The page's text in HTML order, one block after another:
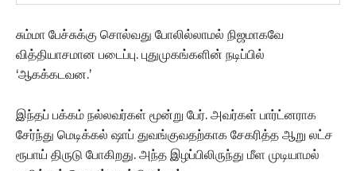
சும்மா பேச்சுக்கு சொல்வது போலில்லாமல் நிஜமாகவே
வித்தியாசமான படைப்பு. புதுமுகங்களின் நடிப்பில்
‘ஆகக்கடவன.’
இந்தப் பக்கம் நல்லவர்கள் மூன்று பேர். அவர்கள் பார்ட்னராக
சேர்ந்து மெடிக்கல் ஷாப் துவங்குவதற்காக சேகரித்த ஆறு லட்ச
ரூபாய் திருடு போகிறது. அந்த இழப்பிலிருந்து மீள முடியாமல்